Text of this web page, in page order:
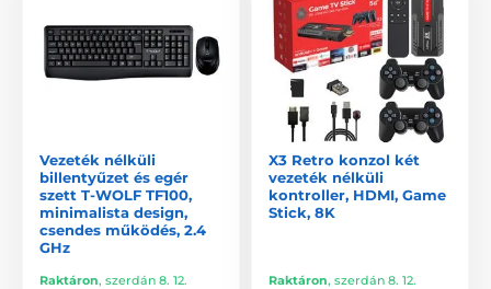
Vezeték nélküli
billentyűzet és egér
szett T-WOLF TF100,
minimalista design,
csendes működés, 2.4
GHz
Raktáron, szerdán 8. 12.
X3 Retro konzol két
vezeték nélküli
kontroller, HDMI, Game
Stick, 8K
Raktáron, szerdán 8. 12.